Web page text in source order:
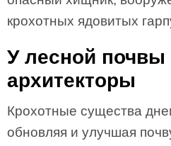
крохотных ядовитых
У лесной почвы
архитекторы
Крохотные существа
обновляя и улучшая